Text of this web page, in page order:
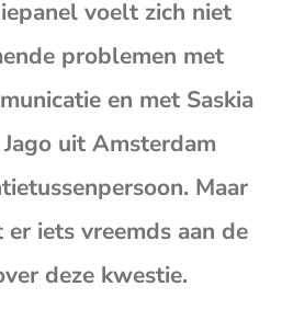
Facebook
voelt zich niet
problemen met
en met Saskia
uit Amsterdam
Maar
iets vreemds aan de
deze kwestie.